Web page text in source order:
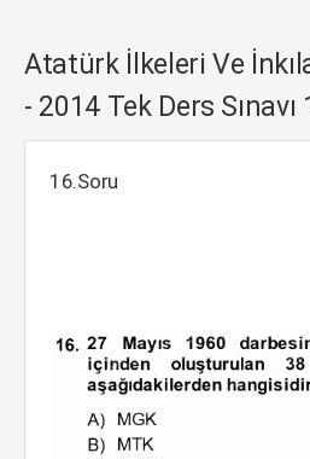
Atatürk İlkeleri Ve
- 2014 Tek Ders Sınavı
16.Soru